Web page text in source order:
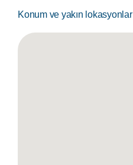
Konum ve yakın lokasyonlar